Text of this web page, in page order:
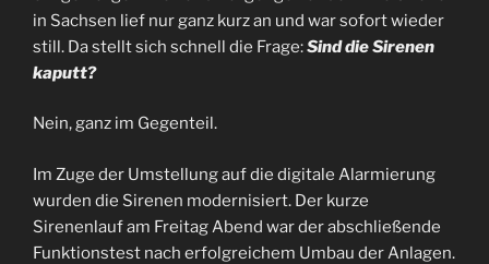
in Sachsen lief nur ganz kurz an und war sofort wieder
still. Da stellt sich schnell die Frage:Sind die Sirenen
kaputt?
Nein, ganz im Gegenteil.
Im Zuge der Umstellung auf die digitale Alarmierung
wurden die Sirenen modernisiert. Der kurze
Sirenenlauf am Freitag Abend war der abschließende
Funktionstest nach erfolgreichem Umbau der Anlagen.